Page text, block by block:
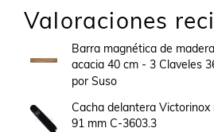
Valoraciones
Barra magnética de
acacia 40 cm - 3 Claveles
por Suso
Cacha delantera Victorinox
91 mm C-3603.3